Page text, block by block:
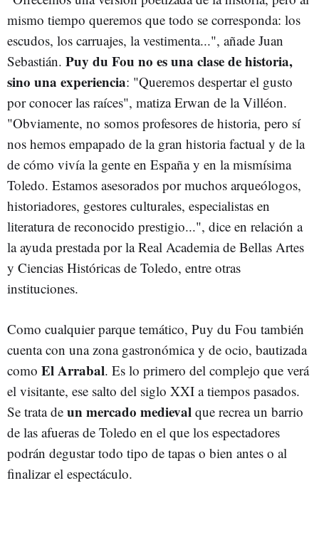
mismo tiempo queremos que todo se corresponda: los
escudos, los carruajes, la vestimenta...", añade Juan
Sebastián. Puy du Fou no es una clase de historia,
sino una experiencia: "Queremos despertar el gusto
por conocer las raíces", matiza Erwan de la Villéon.
"Obviamente, no somos profesores de historia, pero sí
nos hemos empapado de la gran historia factual y de la
de cómo vivía la gente en España y en la mismísima
Toledo. Estamos asesorados por muchos arqueólogos,
historiadores, gestores culturales, especialistas en
literatura de reconocido prestigio...", dice en relación a
la ayuda prestada por la Real Academia de Bellas Artes
y Ciencias Históricas de Toledo, entre otras
instituciones.
Como cualquier parque temático, Puy du Fou también
cuenta con una zona gastronómica y de ocio, bautizada
como El Arrabal. Es lo primero del complejo que verá
el visitante, ese salto del siglo XXI a tiempos pasados.
Se trata de un mercado medieval que recrea un barrio
de las afueras de Toledo en el que los espectadores
podrán degustar todo tipo de tapas o bien antes o al
finalizar el espectáculo.